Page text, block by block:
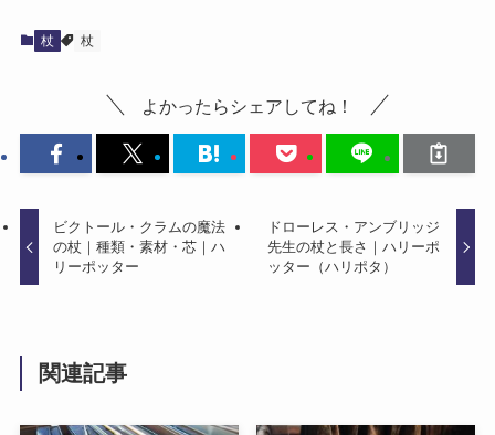
杖 杖
よかったらシェアしてね！
ビクトール・クラムの魔法
の杖｜種類・素材・芯｜ハ
リーポッター
ドローレス・アンブリッジ
先生の杖と長さ｜ハリーポ
ッター（ハリポタ）
関連記事